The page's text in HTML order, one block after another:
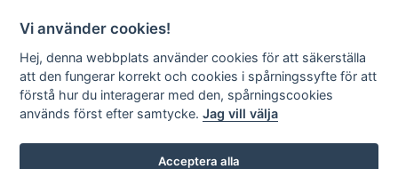
Sök
Vi använder cookies!
Hej, denna webbplats använder cookies för att säkerställa
att den fungerar korrekt och cookies i spårningssyfte för att
förstå hur du interagerar med den, spårningscookies
används först efter samtycke.Jag vill välja
Acceptera alla